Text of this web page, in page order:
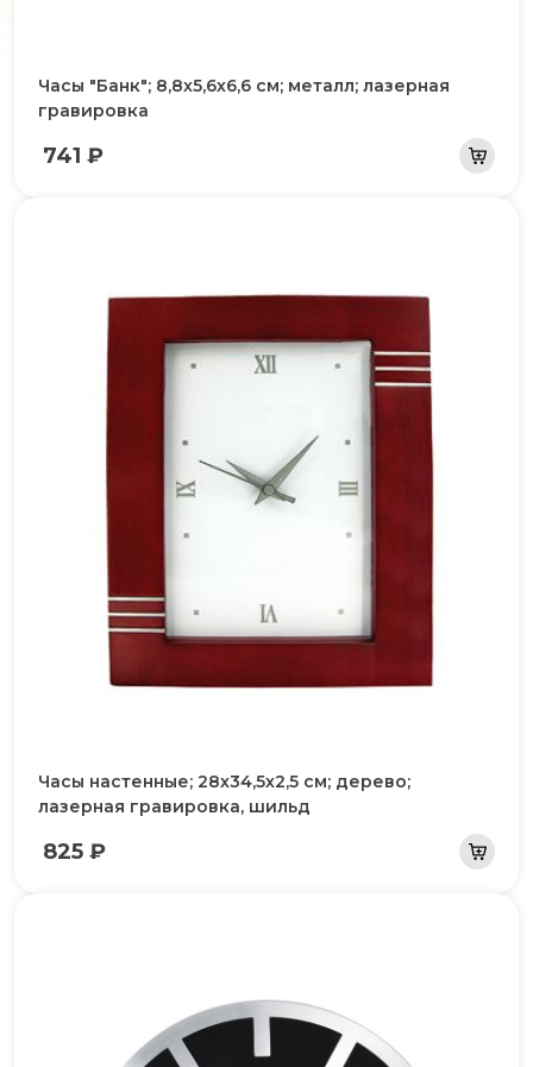
Часы "Банк"; 8,8х5,6х6,6 см; металл; лазерная
гравировка
741 ₽
Часы настенные; 28х34,5х2,5 см; дерево;
лазерная гравировка, шильд
825 ₽